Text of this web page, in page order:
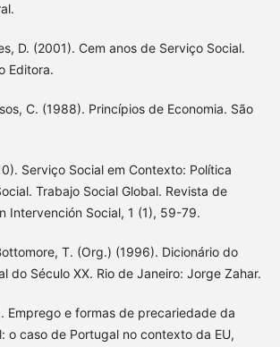
D. (2001). Cem anos de Serviço Social.
Editora.
C. (1988). Princípios de Economia. São
Serviço Social em Contexto: Política
Trabajo Social Global. Revista de
Intervención Social, 1 (1), 59-79.
T. (Org.) (1996). Dicionário do
do Século XX. Rio de Janeiro: Jorge Zahar.
Emprego e formas de precariedade da
o caso de Portugal no contexto da EU,